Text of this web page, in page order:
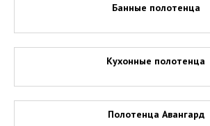
Банные полотенца
Кухонные полотенца
Полотенца Авангард